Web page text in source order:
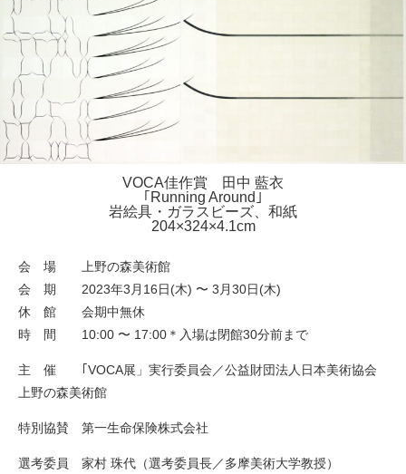
VOCA佳作賞 田中 藍衣
｢Running Around｣
岩絵具・ガラスビーズ、和紙
204×324×4.1cm
会 場 上野の森美術館
会 期 2023年3月16日(木) 〜 3月30日(木)
休 館 会期中無休
時 間 10:00 〜 17:00＊入場は閉館30分前まで
主 催 ｢VOCA展」実行委員会／公益財団法人日本美術協会
上野の森美術館
特別協賛 第一生命保険株式会社
選考委員 家村 珠代（選考委員長／多摩美術大学教授）